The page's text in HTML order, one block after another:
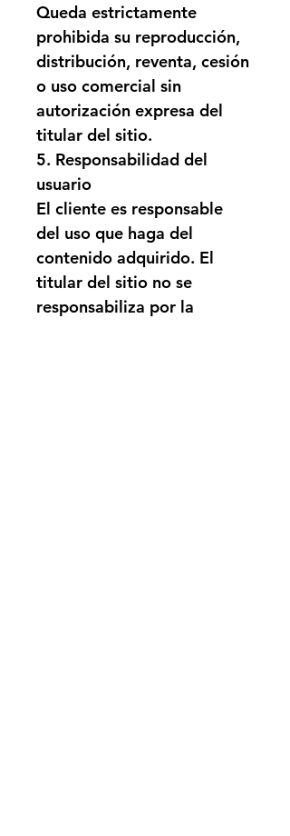
Queda estrictamente
prohibida su reproducción,
distribución, reventa, cesión
o uso comercial sin
autorización expresa del
titular del sitio.
5. Responsabilidad del
usuario
El cliente es responsable
del uso que haga del
contenido adquirido. El
titular del sitio no se
responsabiliza por la